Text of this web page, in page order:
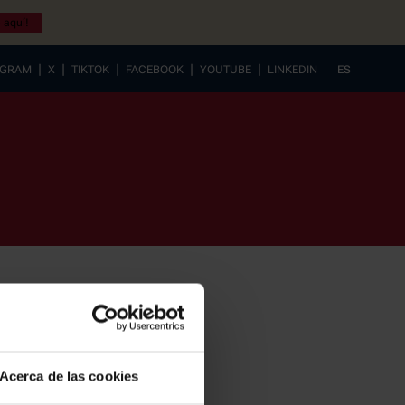
Acerca de las cookies
aquí!
| X | TIKTOK | FACEBOOK | YOUTUBE | LINKEDIN
ES